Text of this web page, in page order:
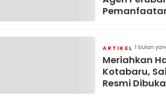
ARTIKEL 1 bulan
Meriahkan
Kotabaru,
Resmi